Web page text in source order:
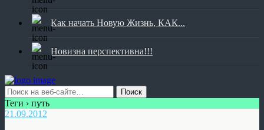
Как начать Новую Жизнь, КАК...
Новизна перспективна!!!
Теги › путь
21.09.2012